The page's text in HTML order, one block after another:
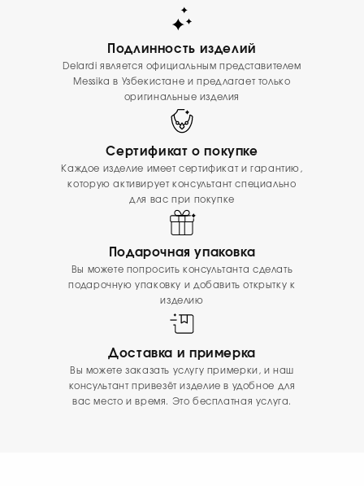
Подлинность изделий
Delardi является официальным представителем
Messika в Узбекистане и предлагает только
оригинальные изделия
Сертификат о покупке
Каждое изделие имеет сертификат и гарантию,
которую активирует консультант специально
для вас при покупке
Подарочная упаковка
Вы можете попросить консультанта сделать
подарочную упаковку и добавить открытку к
изделию
Доставка и примерка
Вы можете заказать услугу примерки, и наш
консультант привезёт изделие в удобное для
вас место и время. Это бесплатная услуга.